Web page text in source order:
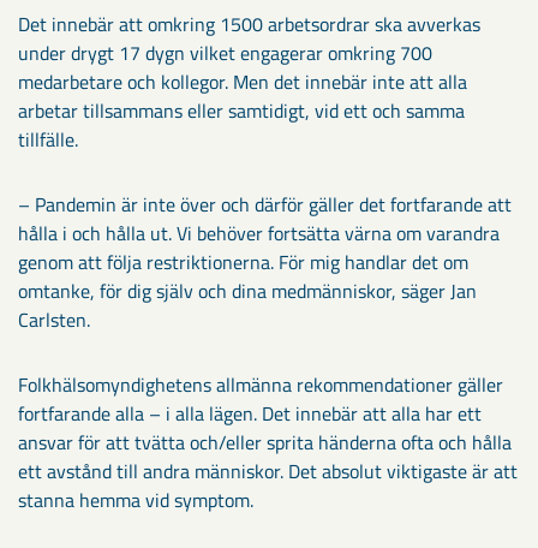
Det innebär att omkring 1500 arbetsordrar ska avverkas
under drygt 17 dygn vilket engagerar omkring 700
medarbetare och kollegor. Men det innebär inte att alla
arbetar tillsammans eller samtidigt, vid ett och samma
tillfälle.
– Pandemin är inte över och därför gäller det fortfarande att
hålla i och hålla ut. Vi behöver fortsätta värna om varandra
genom att följa restriktionerna. För mig handlar det om
omtanke, för dig själv och dina medmänniskor, säger Jan
Carlsten.
Folkhälsomyndighetens allmänna rekommendationer gäller
fortfarande alla – i alla lägen. Det innebär att alla har ett
ansvar för att tvätta och/eller sprita händerna ofta och hålla
ett avstånd till andra människor. Det absolut viktigaste är att
stanna hemma vid symptom.